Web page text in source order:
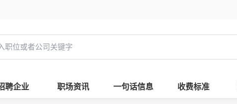
聘企业 职场资讯 一句话信息 收费标准